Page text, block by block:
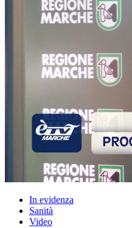
In evidenza
Sanità
Video